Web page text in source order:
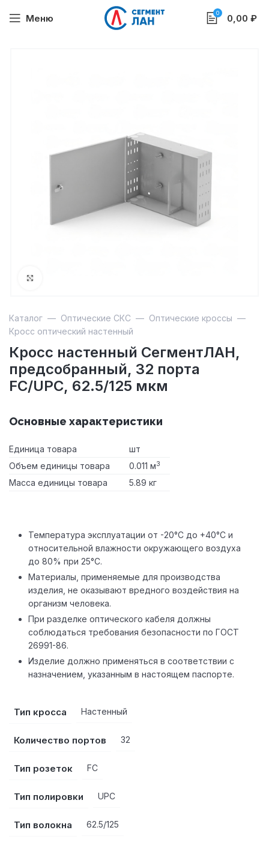
Меню 0 0,00 ₽
Каталог — Оптические СКС — Оптические кроссы —
Кросс оптический настенный
Кросс настенный СегментЛАН,
предсобранный, 32 порта
FC/UPC, 62.5/125 мкм
Основные характеристики
Единица товара
шт
Объем единицы товара
0.011 м3
Масса единицы товара 5.89 кг
Температура эксплуатации от -20°С до +40°С и
относительной влажности окружающего воздуха
до 80% при 25°С.
Материалы, применяемые для производства
изделия, не оказывают вредного воздействия на
организм человека.
При разделке оптического кабеля должны
соблюдаться требования безопасности по ГОСТ
26991-86.
Изделие должно применяться в соответствии с
назначением, указанным в настоящем паспорте.
Тип кросса Настенный
Количество портов 32
Тип розеток FC
Тип полировки UPC
Тип волокна 62.5/125